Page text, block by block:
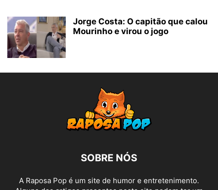
Jorge Costa: O capitão que calou
Mourinho e virou o jogo
SOBRE NÓS
A Raposa Pop é um site de humor e entretenimento.